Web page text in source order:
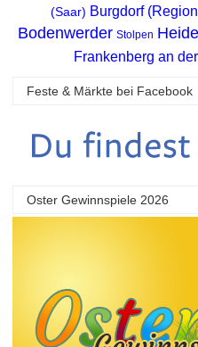
(Saar) Burgdorf
Bodenwerder Stolpen
Frankenberg an
Feste & Märkte bei Facebook
Oster Gewinnspiele 2026